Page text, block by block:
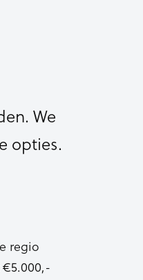
We
opties.
regio